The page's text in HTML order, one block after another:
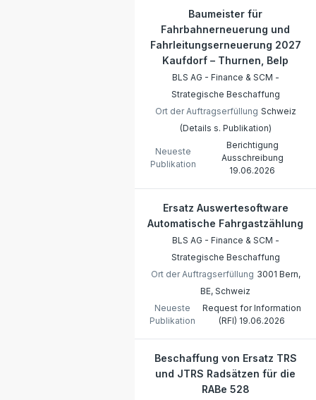
Baumeister für
Fahrbahnerneuerung und
Fahrleitungserneuerung 2027
Kaufdorf – Thurnen, Belp
BLS AG - Finance & SCM -
Strategische Beschaffung
Ort der Auftragserfüllung Schweiz
(Details s. Publikation)
Neueste
Publikation
Berichtigung
Ausschreibung
19.06.2026
Ersatz Auswertesoftware
Automatische Fahrgastzählung
BLS AG - Finance & SCM -
Strategische Beschaffung
Ort der Auftragserfüllung 3001 Bern,
BE, Schweiz
Neueste
Publikation
Request for Information
(RFI) 19.06.2026
Beschaffung von Ersatz TRS
und JTRS Radsätzen für die
RABe 528